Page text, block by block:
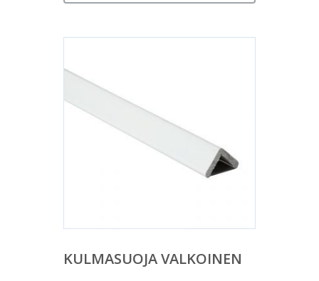
KULMASUOJA VALKOINEN